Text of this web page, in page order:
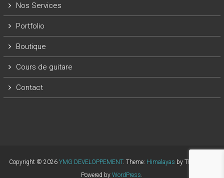
Nos Services
Portfolio
Boutique
Cours de guitare
Contact
Copyright © 2026YMG DEVELOPPEMENT. Theme: Himalayas by ThemeGrill.
Powered byWordPress.